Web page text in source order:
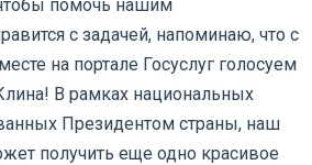
помочь нашим
с задачей, напоминаю, что с
на портале Госуслуг голосуем
В рамках национальных
Президентом страны, наш
получить еще одно красивое